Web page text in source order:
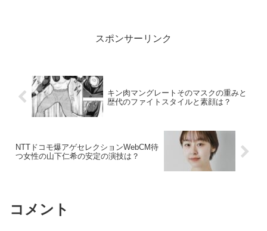
スポンサーリンク
キン肉マングレートそのマスクの重みと
歴代のファイトスタイルと素顔は？
NTTドコモ爆アゲセレクションWebCM待
つ女性の山下仁希の安定の演技は？
コメント